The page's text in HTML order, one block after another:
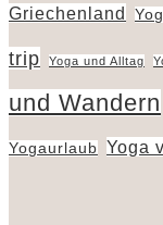
Griechenland
trip
Yoga und Alltag
und Wandern
Yogaurlaub Yoga